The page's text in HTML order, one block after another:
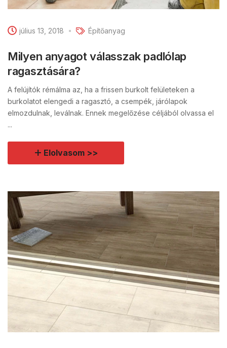
július 13, 2018 Építőanyag
Milyen anyagot válasszak padlólap
ragasztására?
A felújítók rémálma az, ha a frissen burkolt felületeken a
burkolatot elengedi a ragasztó, a csempék, járólapok
elmozdulnak, leválnak. Ennek megelőzése céljából olvassa el
...
Elolvasom >>